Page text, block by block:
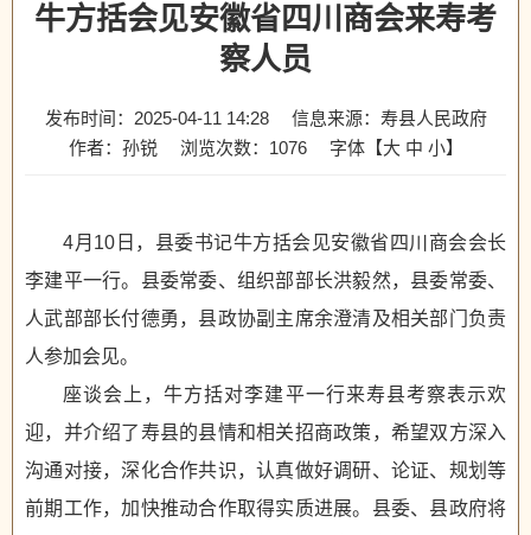
牛方括会见安徽省四川商会来寿考
察人员
发布时间：2025-04-11 14:28
信息来源：寿县人民政府
作者：孙锐
浏览次数： 1076 字体【大 中 小】
4月10日，县委书记牛方括会见安徽省四川商会会长
李建平一行。县委常委、组织部部长洪毅然，县委常委、
人武部部长付德勇，县政协副主席余澄清及相关部门负责
人参加会见。
座谈会上，牛方括对李建平一行来寿县考察表示欢
迎，并介绍了寿县的县情和相关招商政策，希望双方深入
沟通对接，深化合作共识，认真做好调研、论证、规划等
前期工作，加快推动合作取得实质进展。县委、县政府将